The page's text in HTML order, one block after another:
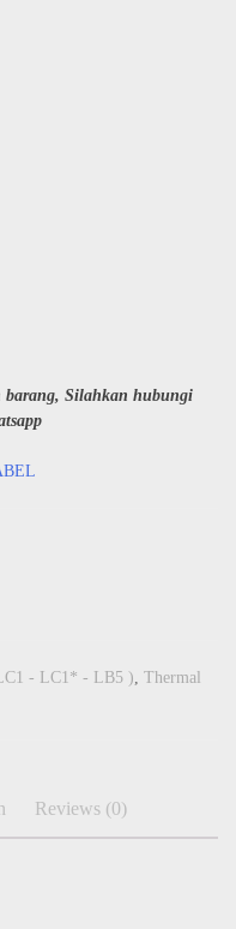
barang, Silahkan hubungi
- LC1* - LB5 ) Thermal
Reviews (0)